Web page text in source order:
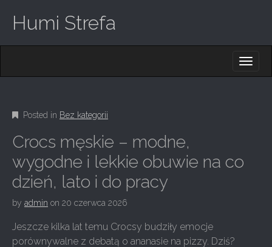
Humi Strefa
M
E
N
U
C
N
E
N
T
Posted in Bez kategorii
Crocs męskie – modne,
wygodne i lekkie obuwie na co
dzień, lato i do pracy
by admin on 20 czerwca 2026
Jeszcze kilka lat temu Crocsy budziły emocje
porównywalne z debatą o ananasie na pizzy. Dziś?